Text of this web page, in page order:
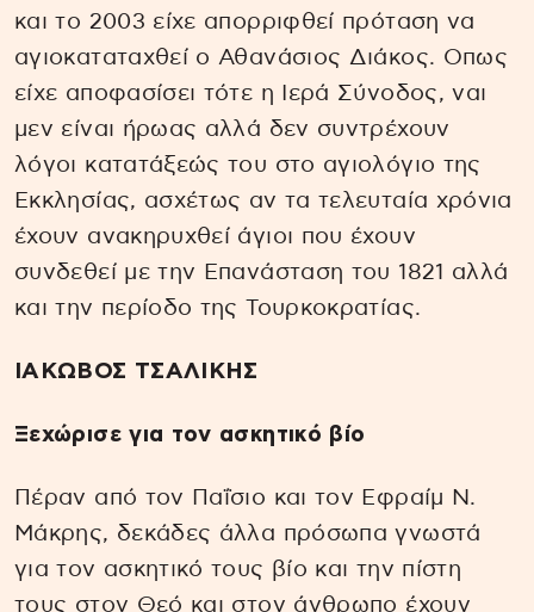
και το 2003 είχε απορριφθεί πρόταση να
αγιοκαταταχθεί ο Αθανάσιος Διάκος. Οπως
είχε αποφασίσει τότε η Ιερά Σύνοδος, ναι
μεν είναι ήρωας αλλά δεν συντρέχουν
λόγοι κατατάξεώς του στο αγιολόγιο της
Εκκλησίας, ασχέτως αν τα τελευταία χρόνια
έχουν ανακηρυχθεί άγιοι που έχουν
συνδεθεί με την Επανάσταση του 1821 αλλά
και την περίοδο της Τουρκοκρατίας.
ΙΑΚΩΒΟΣ ΤΣΑΛΙΚΗΣ
Ξεχώρισε για τον ασκητικό βίο
Πέραν από τον Παΐσιο και τον Εφραίμ Ν.
Μάκρης, δεκάδες άλλα πρόσωπα γνωστά
για τον ασκητικό τους βίο και την πίστη
τους στον Θεό και στον άνθρωπο έχουν